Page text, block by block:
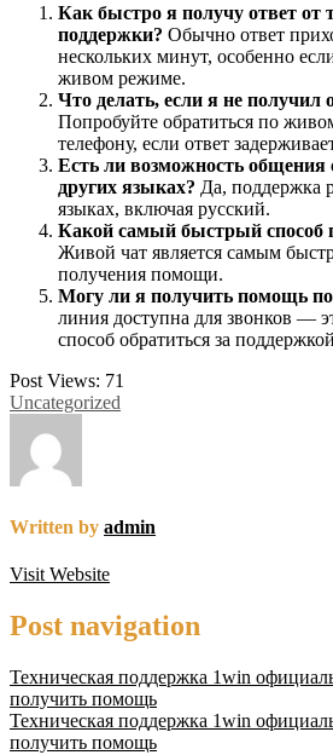
Как быстро я получу ответ от
поддержки? Обычно ответ
нескольких минут, особенно
живом режиме.
Что делать, если я не получил
Попробуйте обратиться по
телефону, если ответ
Есть ли возможность общения
других языках? Да, поддержка
языках, включая русский.
Какой самый быстрый способ
Живой чат является самым
получения помощи.
Могу ли я получить помощь по
линия доступна для звонков —
способ обратиться за
Post Views: 71
Uncategorized
Written by admin
Visit Website
Post navigation
Техническая поддержка 1win
получить помощь
Техническая поддержка 1win
получить помощь